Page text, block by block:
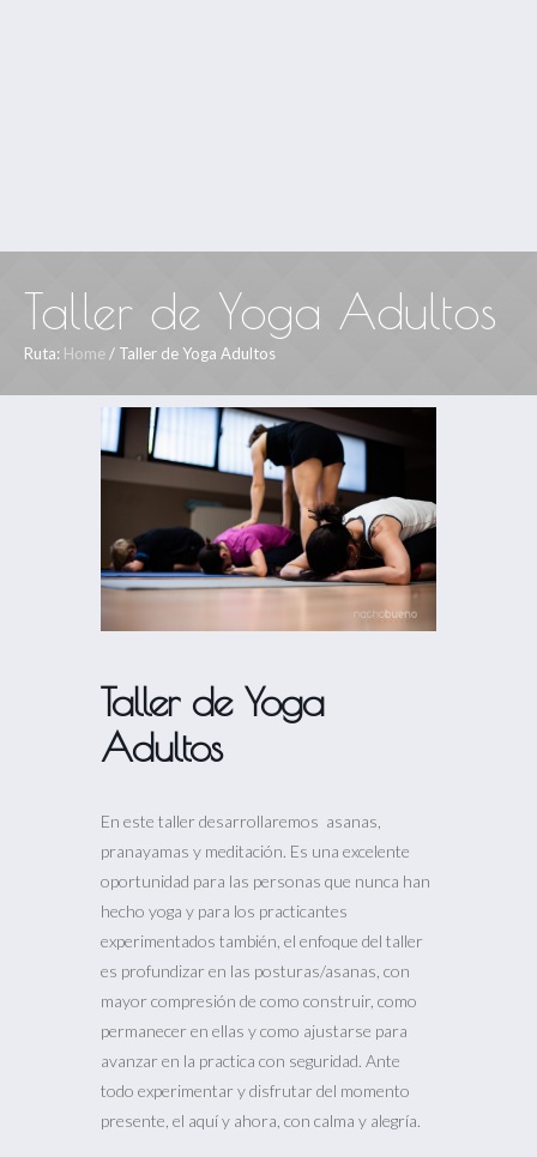
Taller de Yoga Adultos
Ruta: Home / Taller de Yoga Adultos
Taller de Yoga
Adultos
En este taller desarrollaremos asanas,
pranayamas y meditación. Es una excelente
oportunidad para las personas que nunca han
hecho yoga y para los practicantes
experimentados también, el enfoque del taller
es profundizar en las posturas/asanas, con
mayor compresión de como construir, como
permanecer en ellas y como ajustarse para
avanzar en la practica con seguridad. Ante
todo experimentar y disfrutar del momento
presente, el aquí y ahora, con calma y alegría.